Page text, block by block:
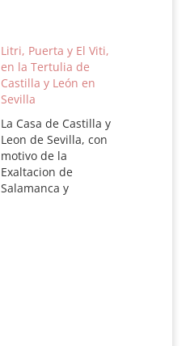
Litri, Puerta y El Viti,
en la Tertulia de
Castilla y León en
Sevilla
La Casa de Castilla y
Leon de Sevilla, con
motivo de la
Exaltacion de
Salamanca y